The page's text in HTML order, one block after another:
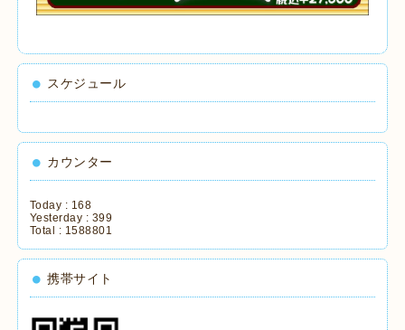
スケジュール
カウンター
Today : 168
Yesterday : 399
Total : 1588801
携帯サイト